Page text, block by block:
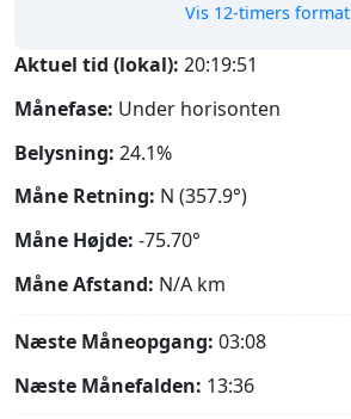
Vis 12-timers format
Aktuel tid (lokal): 20:19:52
Månefase: Under horisonten
Belysning: 24.1%
Måne Retning: N (357.9°)
Måne Højde: -75.70°
Måne Afstand: N/A km
Næste Måneopgang: 03:08
Næste Månefalden: 13:36